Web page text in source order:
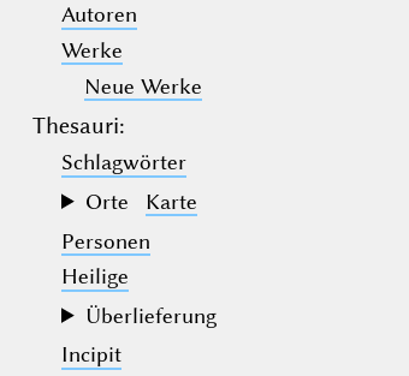
(der Unterstrich) ist Platzhalter für
genau ein Zeichen.
(das Prozentzeichen) ist Platzhalter
für kein, ein oder mehr als ein
Zeichen.
Autoren
Werke
Neue Werke
Thesauri:
Schlagwörter
Orte
Karte
Personen
Heilige
Überlieferung
Incipit